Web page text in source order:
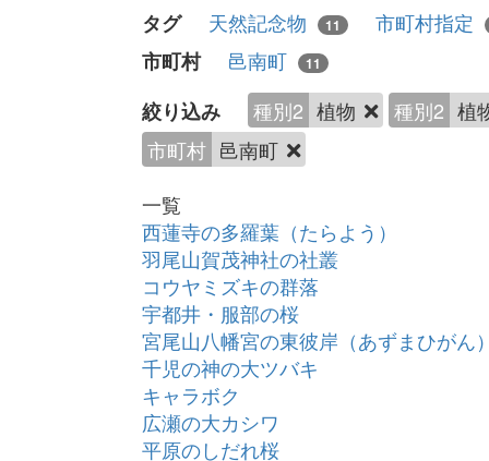
タグ 天然記念物 11
市町村指定
市町村
邑南町 11
絞り込み 種別2 植物 種別2 植
市町村 邑南町
一覧
西蓮寺の多羅葉（たらよう）
羽尾山賀茂神社の社叢
コウヤミズキの群落
宇都井・服部の桜
宮尾山八幡宮の東彼岸（あずまひがん
千児の神の大ツバキ
キャラボク
広瀬の大カシワ
平原のしだれ桜